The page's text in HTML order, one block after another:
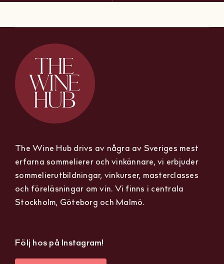
The Wine Hub drivs av några av Sveriges mest
erfarna sommelierer och vinkännare, vi erbjuder
sommelierutbildningar, vinkurser, masterclasses
och föreläsningar om vin. Vi finns i centrala
Stockholm, Göteborg och Malmö.
Följ hos på Instagram!